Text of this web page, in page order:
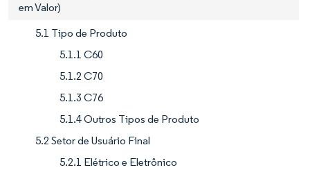
em Valor)
5.1 Tipo de Produto
5.1.1 C60
5.1.2 C70
5.1.3 C76
5.1.4 Outros Tipos de Produto
5.2 Setor de Usuário Final
5.2.1 Elétrico e Eletrônico